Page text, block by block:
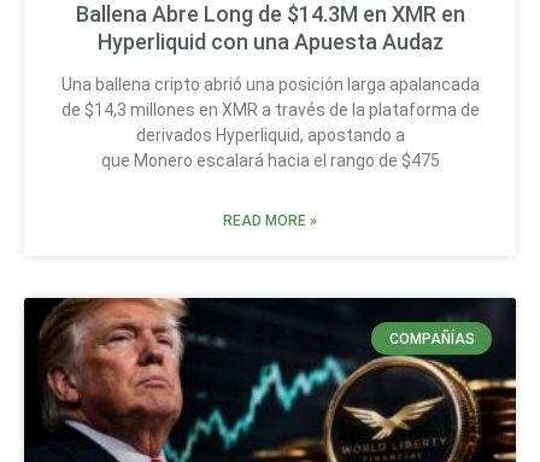
Ballena Abre Long de $14.3M en XMR en
Hyperliquid con una Apuesta Audaz
Una ballena cripto abrió una posición larga apalancada
de $14,3 millones en XMR a través de la plataforma de
derivados Hyperliquid, apostando a
que Monero escalará hacia el rango de $475
READ MORE »
COMPAÑÍAS